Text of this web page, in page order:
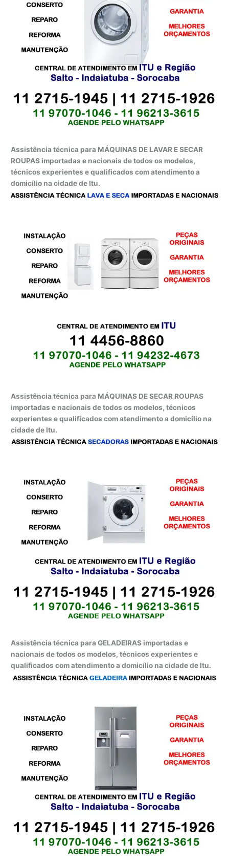
Assistência técnica para MÁQUINAS DE LAVAR E SECAR
ROUPAS importadas e nacionais de todos os modelos,
técnicos experientes e qualificados com atendimento a
domicílio na cidade de Itu.
Assistência técnica para MÁQUINAS DE SECAR ROUPAS
importadas e nacionais de todos os modelos, técnicos
experientes e qualificados com atendimento a domicílio na
cidade de Itu.
Assistência técnica para GELADEIRAS importadas e
nacionais de todos os modelos, técnicos experientes e
qualificados com atendimento a domicílio na cidade de Itu.